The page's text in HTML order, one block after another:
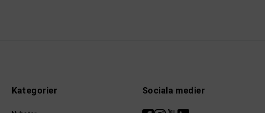
Kategorier Sociala medier